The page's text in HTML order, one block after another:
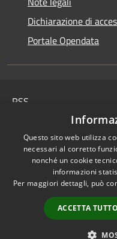
Dichiarazione di
Portale Opendata
RSS
Cookie
Mappa del sito
IBAN COMUNALI: per i
Questo sito web utilizza
necessari al corretto
nonché un cookie
informazioni
Per maggiori dettagli, può
ACCETTA TUTTO